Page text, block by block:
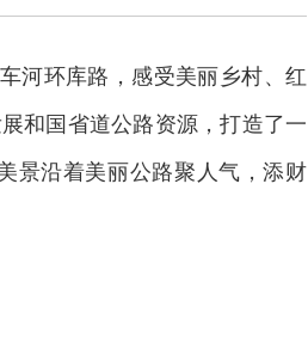
河环库路，感受美丽乡村、红
和国省道公路资源，打造了一
景沿着美丽公路聚人气，添财